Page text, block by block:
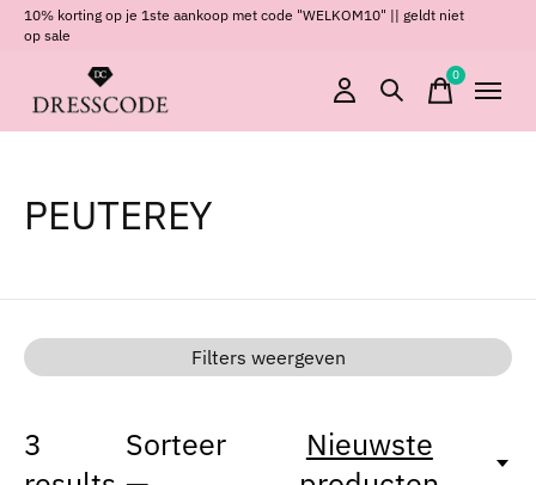
10% korting op je 1ste aankoop met code "WELKOM10" || geldt niet
op sale
0items
PEUTEREY
Filters weergeven
3
Sorteer
Nieuwste